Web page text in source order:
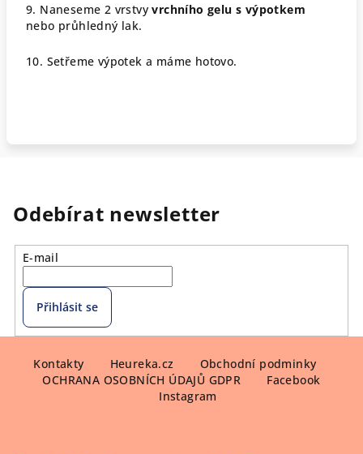
9. Naneseme 2 vrstvyvrchního gelu s výpotkem
nebo průhledný lak.
10. Setřeme výpotek a máme hotovo.
Odebírat newsletter
E-mail
Přihlásit se
Kontakty Heureka.cz
Obchodní podminky
OCHRANA OSOBNÍCH ÚDAJŮ GDPR
Facebook
Instagram